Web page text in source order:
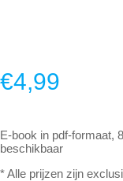
€4,99
E-book in pdf-formaat,
beschikbaar
* Alle prijzen zijn